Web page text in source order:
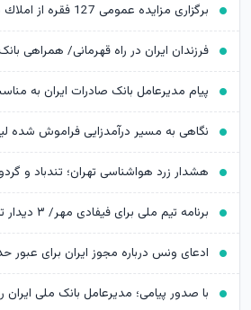
برگزاری مزایده عمومی 127 فقره از املاك مازاد بانك ملت
پیام مدیرعامل بانک صادرات ایران به
ادعای ونس درباره مجوز ایران برای عبور
با صدور پیامی؛ مدیرعامل بانک ملی ایران